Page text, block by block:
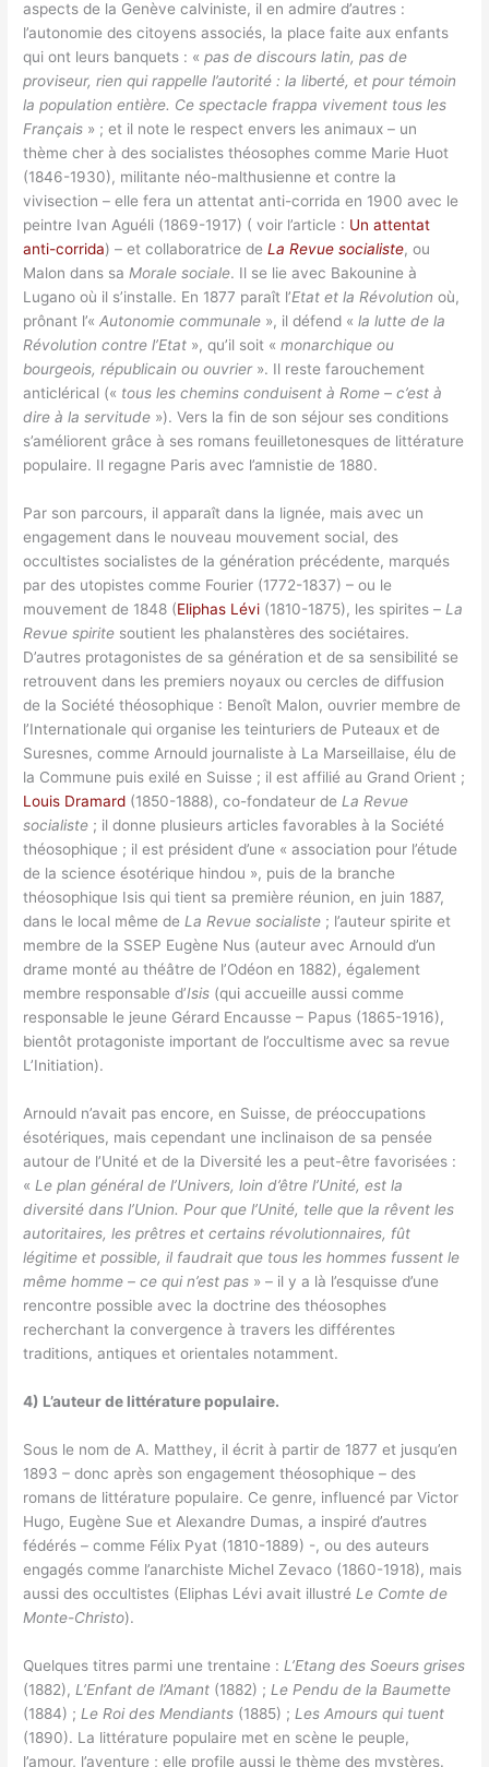
aspects de la Genève calviniste, il en admire d’autres :
l’autonomie des citoyens associés, la place faite aux enfants
qui ont leurs banquets : «pas de discours latin, pas de
proviseur, rien qui rappelle l’autorité : la liberté, et pour témoin
la population entière. Ce spectacle frappa vivement tous les
Français » ; et il note le respect envers les animaux – un
thème cher à des socialistes théosophes comme Marie Huot
(1846-1930), militante néo-malthusienne et contre la
vivisection – elle fera un attentat anti-corrida en 1900 avec le
peintre Ivan Aguéli (1869-1917) ( voir l’article : Un attentat
anti-corrida) – et collaboratrice deLa Revue socialiste, ou
Malon dans saMorale sociale. Il se lie avec Bakounine à
Lugano où il s’installe. En 1877 paraît l’Etat et la Révolution où,
prônant l’«Autonomie communale », il défend «la lutte de la
Révolution contre l’Etat », qu’il soit «monarchique ou
bourgeois, républicain ou ouvrier ». Il reste farouchement
anticlérical (« tous les chemins conduisent à Rome – c’est à
dire à la servitude »). Vers la fin de son séjour ses conditions
s’améliorent grâce à ses romans feuilletonesques de littérature
populaire. Il regagne Paris avec l’amnistie de 1880.
Par son parcours, il apparaît dans la lignée, mais avec un
engagement dans le nouveau mouvement social, des
occultistes socialistes de la génération précédente, marqués
par des utopistes comme Fourier (1772-1837) – ou le
mouvement de 1848 (Eliphas Lévi (1810-1875), les spirites – La
Revue spirite soutient les phalanstères des sociétaires.
D’autres protagonistes de sa génération et de sa sensibilité se
retrouvent dans les premiers noyaux ou cercles de diffusion
de la Société théosophique : Benoît Malon, ouvrier membre de
l’Internationale qui organise les teinturiers de Puteaux et de
Suresnes, comme Arnould journaliste à La Marseillaise, élu de
la Commune puis exilé en Suisse ; il est affilié au Grand Orient ;
Louis Dramard (1850-1888), co-fondateur de La Revue
socialiste ; il donne plusieurs articles favorables à la Société
théosophique ; il est président d’une « association pour l’étude
de la science ésotérique hindou », puis de la branche
théosophique Isis qui tient sa première réunion, en juin 1887,
dans le local même de La Revue socialiste ; l’auteur spirite et
membre de la SSEP Eugène Nus (auteur avec Arnould d’un
drame monté au théâtre de l’Odéon en 1882), également
membre responsable d’Isis (qui accueille aussi comme
responsable le jeune Gérard Encausse – Papus (1865-1916),
bientôt protagoniste important de l’occultisme avec sa revue
L’Initiation).
Arnould n’avait pas encore, en Suisse, de préoccupations
ésotériques, mais cependant une inclinaison de sa pensée
autour de l’Unité et de la Diversité les a peut-être favorisées :
« Le plan général de l’Univers, loin d’être l’Unité, est la
diversité dans l’Union. Pour que l’Unité, telle que la rêvent les
autoritaires, les prêtres et certains révolutionnaires, fût
légitime et possible, il faudrait que tous les hommes fussent le
même homme – ce qui n’est pas » – il y a là l’esquisse d’une
rencontre possible avec la doctrine des théosophes
recherchant la convergence à travers les différentes
traditions, antiques et orientales notamment.
4) L’auteur de littérature populaire.
Sous le nom de A. Matthey, il écrit à partir de 1877 et jusqu’en
1893 – donc après son engagement théosophique – des
romans de littérature populaire. Ce genre, influencé par Victor
Hugo, Eugène Sue et Alexandre Dumas, a inspiré d’autres
fédérés – comme Félix Pyat (1810-1889) -, ou des auteurs
engagés comme l’anarchiste Michel Zevaco (1860-1918), mais
aussi des occultistes (Eliphas Lévi avait illustré Le Comte de
Monte-Christo).
Quelques titres parmi une trentaine : L’Etang des Soeurs grises
(1882), L’Enfant de l’Amant (1882) ; Le Pendu de la Baumette
(1884) ; Le Roi des Mendiants (1885) ; Les Amours qui tuent
(1890). La littérature populaire met en scène le peuple,
l’amour, l’aventure ; elle profile aussi le thème des mystères.